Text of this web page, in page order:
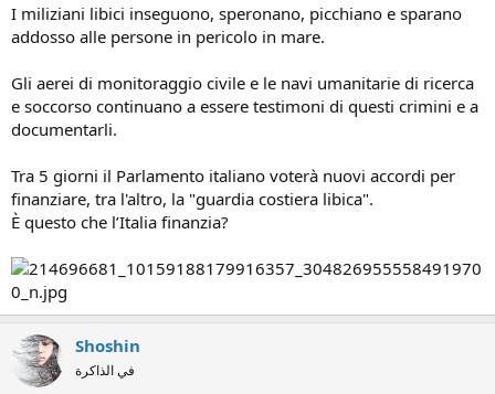
I miliziani libici inseguono, speronano, picchiano e sparano
addosso alle persone in pericolo in mare.
Gli aerei di monitoraggio civile e le navi umanitarie di ricerca
e soccorso continuano a essere testimoni di questi crimini e a
documentarli.
Tra 5 giorni il Parlamento italiano voterà nuovi accordi per
finanziare, tra l'altro, la "guardia costiera libica".
È questo che l’Italia finanzia?
Shoshin
في الذاكرة